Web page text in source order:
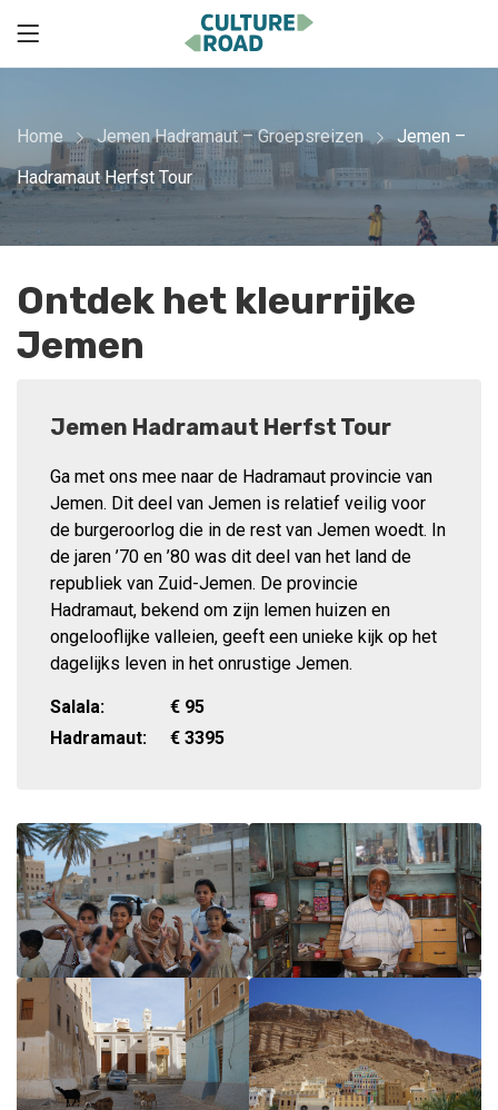
Home Jemen Hadramaut – Groepsreizen
Jemen –
Hadramaut Herfst Tour
Ontdek het kleurrijke
Jemen
Jemen Hadramaut Herfst Tour
Ga met ons mee naar de Hadramaut provincie van
Jemen. Dit deel van Jemen is relatief veilig voor
de burgeroorlog die in de rest van Jemen woedt. In
de jaren ’70 en ’80 was dit deel van het land de
republiek van Zuid-Jemen. De provincie
Hadramaut, bekend om zijn lemen huizen en
ongelooflijke valleien, geeft een unieke kijk op het
dagelijks leven in het onrustige Jemen.
Salala: € 95
Hadramaut:
€ 3395